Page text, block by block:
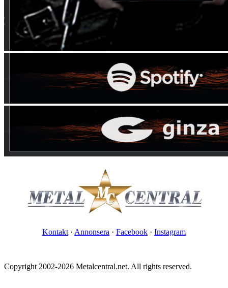
Kontakt · Annonsera · Facebook · Instagram
Copyright 2002-2026 Metalcentral.net. All rights reserved.